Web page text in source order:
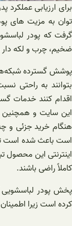
برای ارزیابی
توان به مزیت های
گرفت که پودر
ضخیم، چرب و لکه
پوشش گسترده
بتوانند به راحتی
اقدام کنند خدمات
این سایت و همچنین
هنگام خرید جزئی و
است باعث شده است تا
اینترنتی این محصول
کاملاً راضی باشند.
پخش پودر
کرده است زیرا اطمینان